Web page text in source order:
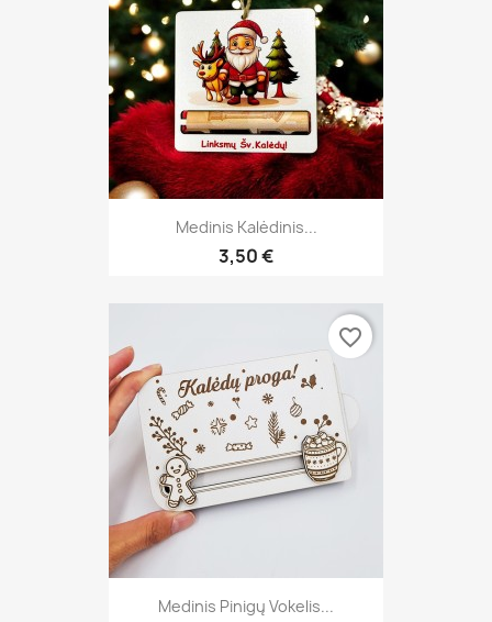
Medinis Kalėdinis...
3,50 €
Medinis Pinigų Vokelis...
favorite_border